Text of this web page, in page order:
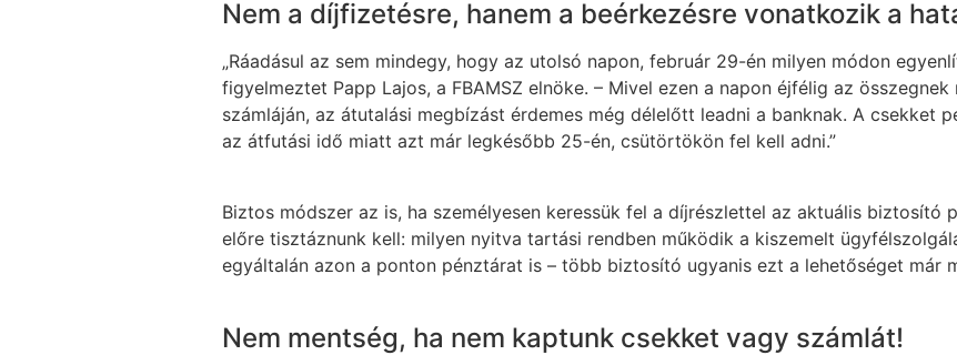
Nem a díjfizetésre, hanem a beérkezésre vonatkozik a
„Ráadásul az sem mindegy, hogy az utolsó napon, február 29-én milyen módon
figyelmeztet Papp Lajos, a FBAMSZ elnöke. – Mivel ezen a napon éjfélig az
számláján, az átutalási megbízást érdemes még délelőtt leadni a banknak. A csekket
az átfutási idő miatt azt már legkésőbb 25-én, csütörtökön fel kell adni.”
Biztos módszer az is, ha személyesen keressük fel a díjrészlettel az aktuális biztosító
előre tisztáznunk kell: milyen nyitva tartási rendben működik a kiszemelt
egyáltalán azon a ponton pénztárat is – több biztosító ugyanis ezt a lehetőséget már
Nem mentség, ha nem kaptunk csekket vagy számlát!